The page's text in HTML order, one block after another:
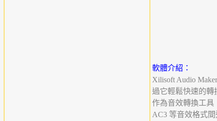
軟體介紹：
Xilisoft Audio
過它輕鬆快速的轉
作為音效轉換工具
AC3 等音效格式